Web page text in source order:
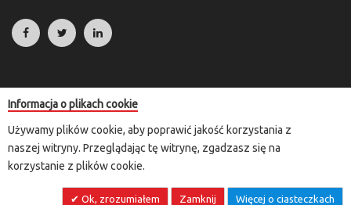
Rozliczenia transakcji kartą płatniczą i e-przelewem przeprowadzane
są za pośrednictwem przelewy24.pl lub paypal
Informacja o plikach cookie
Używamy plików cookie, aby poprawić jakość korzystania z
naszej witryny. Przeglądając tę witrynę, zgadzasz się na
korzystanie z plików cookie.
Ok, zrozumiałem Zamknij Więcej o ciasteczkach